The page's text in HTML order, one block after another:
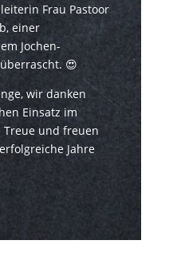
Frau Pastoor
einer
Jochen-
😍
wir danken
Einsatz im
Treue und freuen
Jahre